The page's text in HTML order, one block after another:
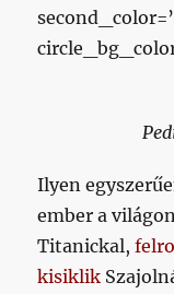
Ilyen
ember a
Titanickal,
kisiklik